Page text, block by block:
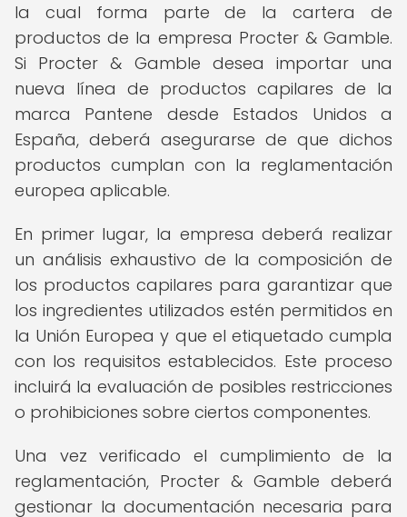
la cual forma parte de la cartera de
productos de la empresa Procter & Gamble.
Si Procter & Gamble desea importar una
nueva línea de productos capilares de la
marca Pantene desde Estados Unidos a
España, deberá asegurarse de que dichos
productos cumplan con la reglamentación
europea aplicable.
En primer lugar, la empresa deberá realizar
un análisis exhaustivo de la composición de
los productos capilares para garantizar que
los ingredientes utilizados estén permitidos en
la Unión Europea y que el etiquetado cumpla
con los requisitos establecidos. Este proceso
incluirá la evaluación de posibles restricciones
o prohibiciones sobre ciertos componentes.
Una vez verificado el cumplimiento de la
reglamentación, Procter & Gamble deberá
gestionar la documentación necesaria para